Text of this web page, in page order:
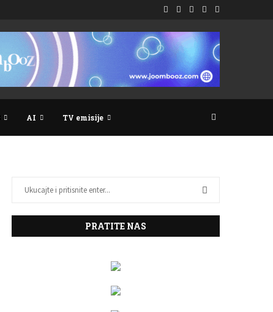
AI TV emisije
PRATITE NAS